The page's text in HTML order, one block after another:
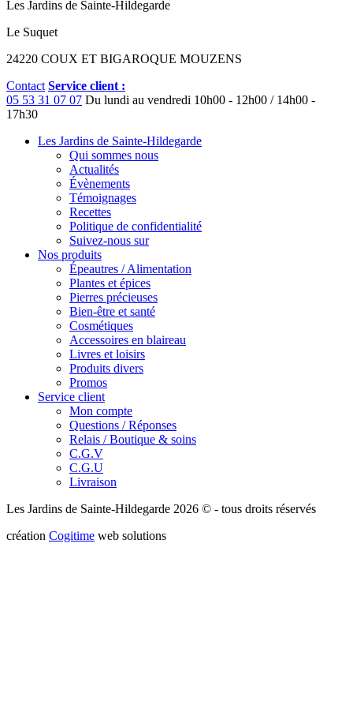
Les Jardins de Sainte-Hildegarde
Le Suquet
24220 COUX ET BIGAROQUE MOUZENS
Contact Service client :
05 53 31 07 07 Du lundi au vendredi 10h00 - 12h00 / 14h00 -
17h30
Les Jardins de Sainte-Hildegarde
Qui sommes nous
Actualités
Évènements
Témoignages
Recettes
Politique de confidentialité
Suivez-nous sur
Nos produits
Épeautres / Alimentation
Plantes et épices
Pierres précieuses
Bien-être et santé
Cosmétiques
Accessoires en blaireau
Livres et loisirs
Produits divers
Promos
Service client
Mon compte
Questions / Réponses
Relais / Boutique & soins
C.G.V
C.G.U
Livraison
Les Jardins de Sainte-Hildegarde 2026 © - tous droits réservés
création Cogitime web solutions